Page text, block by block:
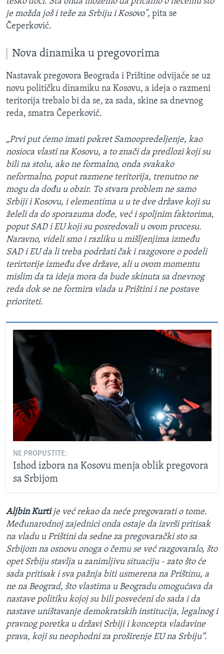
je možda još i teže za Srbiju i Kosovo", pita se
Čeperković.
Nova dinamika u pregovorima
Nastavak pregovora Beograda i Prištine odvijaće se uz
novu političku dinamiku na Kosovu, a ideja o razmeni
teritorija trebalo bi da se, za sada, skine sa dnevnog
reda, smatra Čeperković.
„Prvi put ćemo imati pokret Samoopredeljenje, kao
nosioca vlasti na Kosovu, a to znači da predlozi koji su
bili na stolu, ako ne formalno, onda svakako
neformalno, poput razmene teritorija, trenutno ne
mogu da dođu u obzir. To stvara problem ne samo
Srbiji i Kosovu, i elementima u u te dve države koji su
želeli da do sporazuma dođe, već i spoljnim faktorima,
poput SAD i EU koji su posredovali u ovom procesu.
Naravno, videli smo i razliku u mišljenjima između
SAD i EU da li treba podržati čak i razgovore o podeli
terirtorije između dve države, ali u ovom momentu
mislim da ta ideja mora da bude skinuta sa dnevnog
reda dok se ne formira vlada u Prištini i ne postave
prioriteti.
NE PROPUSTITE:
Ishod izbora na Kosovu menja oblik pregovora
sa Srbijom
Aljbin Kurtije već rekao da neće pregovarati o tome.
Međunarodnoj zajednici onda ostaje da izvrši pritisak
na vladu u Prištini da sedne za pregovarački sto sa
Srbijom na osnovu onoga o čemu se već razgovaralo, što
opet Srbiju stavlja u zanimljivu situaciju - zato što će
sada pritisak i sva pažnja biti usmerena na Prištinu, a
ne na Beograd, što vlastima u Beogradu omogućava da
nastave politiku kojoj su bili posvećeni do sada i da
nastave uništavanje demokratskih institucija, legalnog i
pravnog poretka u državi Srbiji i koncepta vladavine
prava, koji su neophodni za proširenje EU na Srbiju“.